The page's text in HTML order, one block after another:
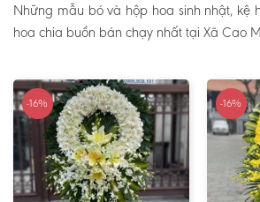
Những mẫu bó và hộp hoa sinh nhật, kệ
hoa chia buồn bán chạy nhất tại Xã Cao
-16% -16%